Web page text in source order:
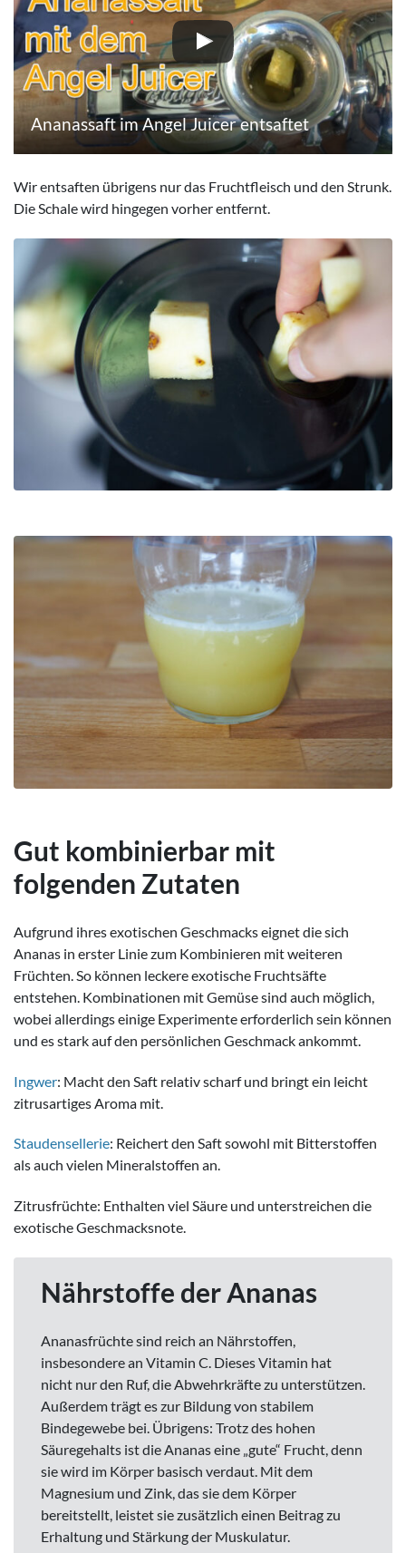
Ananassaft im Angel Juicer entsaftet
Wir entsaften übrigens nur das Fruchtfleisch und den Strunk.
Die Schale wird hingegen vorher entfernt.
Gut kombinierbar mit
folgenden Zutaten
Aufgrund ihres exotischen Geschmacks eignet die sich
Ananas in erster Linie zum Kombinieren mit weiteren
Früchten. So können leckere exotische Fruchtsäfte
entstehen. Kombinationen mit Gemüse sind auch möglich,
wobei allerdings einige Experimente erforderlich sein können
und es stark auf den persönlichen Geschmack ankommt.
Ingwer: Macht den Saft relativ scharf und bringt ein leicht
zitrusartiges Aroma mit.
Staudensellerie: Reichert den Saft sowohl mit Bitterstoffen
als auch vielen Mineralstoffen an.
Zitrusfrüchte: Enthalten viel Säure und unterstreichen die
exotische Geschmacksnote.
Nährstoffe der Ananas
Ananasfrüchte sind reich an Nährstoffen,
insbesondere an Vitamin C. Dieses Vitamin hat
nicht nur den Ruf, die Abwehrkräfte zu unterstützen.
Außerdem trägt es zur Bildung von stabilem
Bindegewebe bei. Übrigens: Trotz des hohen
Säuregehalts ist die Ananas eine „gute“ Frucht, denn
sie wird im Körper basisch verdaut. Mit dem
Magnesium und Zink, das sie dem Körper
bereitstellt, leistet sie zusätzlich einen Beitrag zu
Erhaltung und Stärkung der Muskulatur.